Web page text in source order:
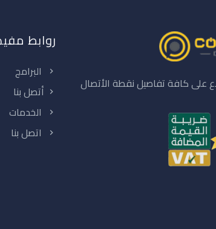
على كافة تفاصيل نقطة الأتصال
روابط
البرامج
أتصل بنا
الخدمات
اتصل بنا